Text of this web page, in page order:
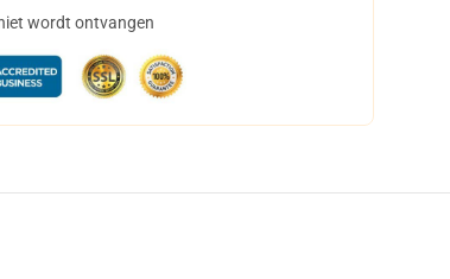
wordt ontvangen